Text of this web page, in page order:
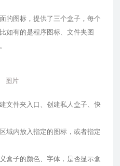
的图标，提供了三个盒子，每个
如有的是程序图标、文件夹图
图片
文件夹入口、创建私人盒子、快
域内放入指定的图标，或者指定
盒子的颜色、字体，是否显示盒